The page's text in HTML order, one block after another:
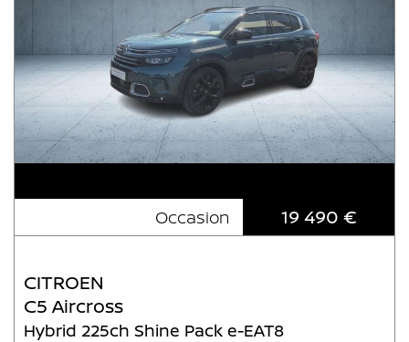
Occasion 19 490 €
CITROEN
C5 Aircross
Hybrid 225ch Shine Pack e-EAT8